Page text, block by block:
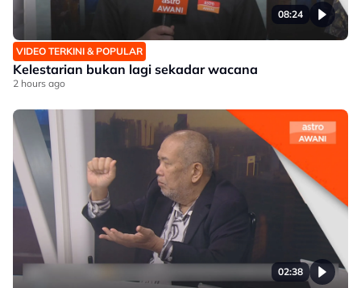
08:24
VIDEO TERKINI & POPULAR
Kelestarian bukan lagi sekadar wacana
2 hours ago
02:38